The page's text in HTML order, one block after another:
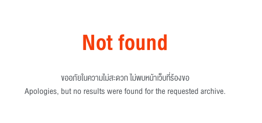
Not found
ขออภัยในความไม่สะดวก ไม่พบหน้าเว็บที่ร้องขอ
Apologies, but no results were found for the requested archive.